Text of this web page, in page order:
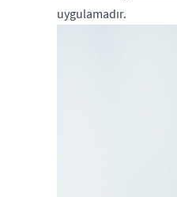
uygulamadır.